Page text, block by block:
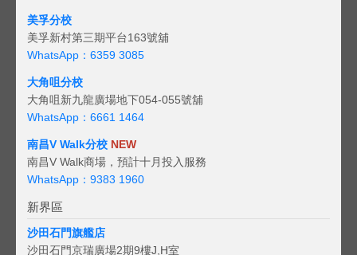
美孚分校
美孚新村第三期平台163號舖
WhatsApp：6359 3085
大角咀分校
大角咀新九龍廣場地下054-055號舖
WhatsApp：6661 1464
南昌V Walk分校 NEW
南昌V Walk商場，預計十月投入服務
WhatsApp：9383 1960
新界區
沙田石門旗艦店
沙田石門京瑞廣場2期9樓J,H室